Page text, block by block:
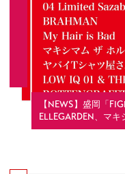
【NEWS】盛岡「
ELLEGARDEN、マ